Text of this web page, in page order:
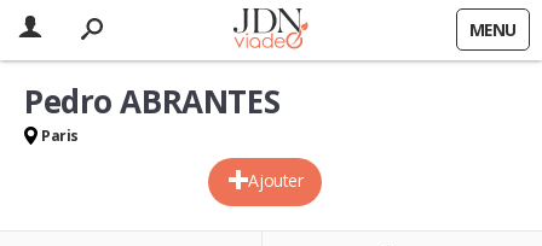
MENU
Ajouter
Pedro ABRANTES
Paris